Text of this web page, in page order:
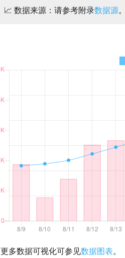
📈 数据来源：请参考附录数据源。
更多数据可视化可参见数据图表。